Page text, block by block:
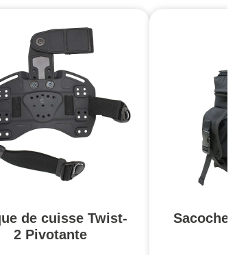
de cuisse Twist-
2 Pivotante
Sacoche